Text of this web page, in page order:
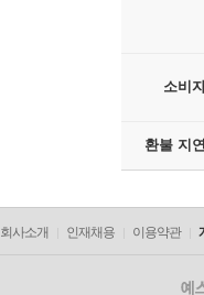
트로이를
소비
환불 지
회사소개 인재채용 이용약관